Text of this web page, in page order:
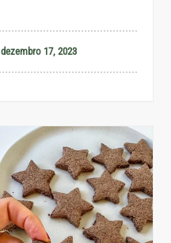
dezembro 17, 2023